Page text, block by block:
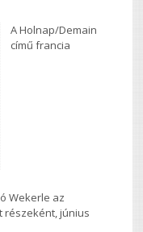
A Holnap/Demain
című francia
Wekerle az
részeként, június